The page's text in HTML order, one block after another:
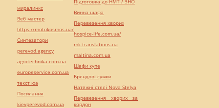
миралинкс
Веб мастер
https://motokosmos.ua/
Синтезатори
perevod.agency
agrotechnika.com.ua
europeservice.com.ua
текст юа
Посилання
kievperevod.com.ua
Підготовка до НМТ / ЗНО
Винна шафа
Перевезення хворих
hospice-life.com.ua/
mk-translations.ua
maltina.com.ua
Шафи купе
Брендові сумки
Натяжні стелі Nova Stelya
Перевезення хворих за
кордон